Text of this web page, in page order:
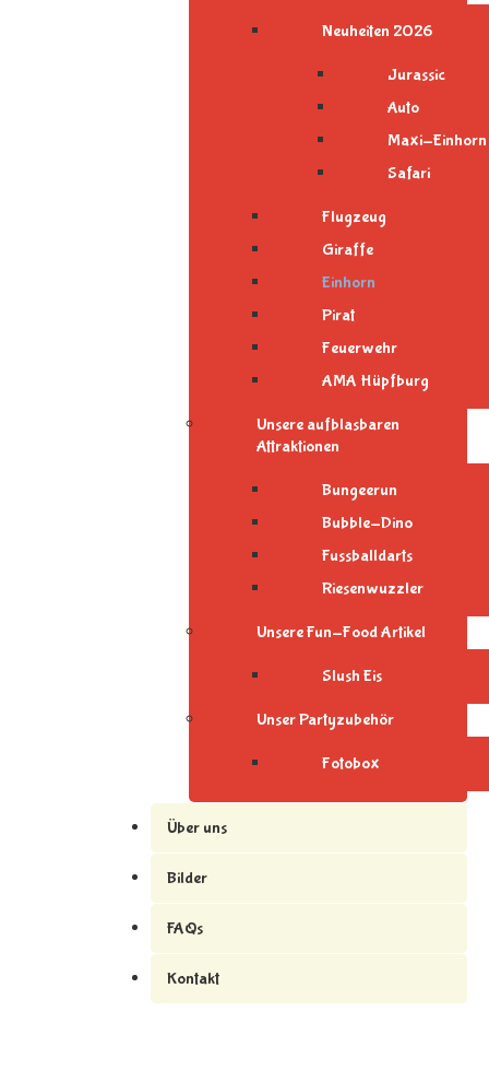
Neuheiten 2026
Jurassic
Auto
Maxi-Einhorn
Safari
Flugzeug
Giraffe
Einhorn
Pirat
Feuerwehr
AMA Hüpfburg
Unsere aufblasbaren
Attraktionen
Bungeerun
Bubble-Dino
Fussballdarts
Riesenwuzzler
Unsere Fun-Food Artikel
Slush Eis
Unser Partyzubehör
Fotobox
Über uns
Bilder
FAQs
Kontakt